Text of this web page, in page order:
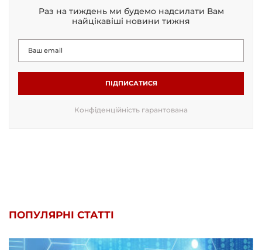
Раз на тиждень ми будемо надсилати Вам
найцікавіші новини тижня
ПІДПИСАТИСЯ
Конфіденційність гарантована
ПОПУЛЯРНІ СТАТТІ